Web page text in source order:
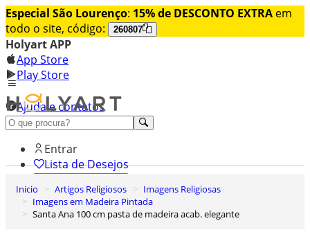
Especial São Lourenço: 15% de DESCONTO EXTRA em
todo o site, código:
260807
Holyart APP
App Store
Play Store
Ajuda e contatos
Conheça premium
Entrar
Lista de Desejos
0
Carrinho de Compras
Inicio Artigos Religiosos
Imagens Religiosas
Imagens em Madeira Pintada
Santa Ana 100 cm pasta de madeira acab. elegante